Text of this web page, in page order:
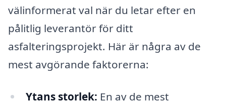
välinformerat val när du letar efter en
pålitlig leverantör för ditt
asfalteringsprojekt. Här är några av de
mest avgörande faktorerna:
Ytans storlek: En av de mest